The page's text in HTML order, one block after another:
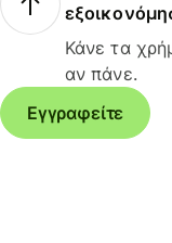
Κάνε τα
αν πάνε.
Εγγραφείτε